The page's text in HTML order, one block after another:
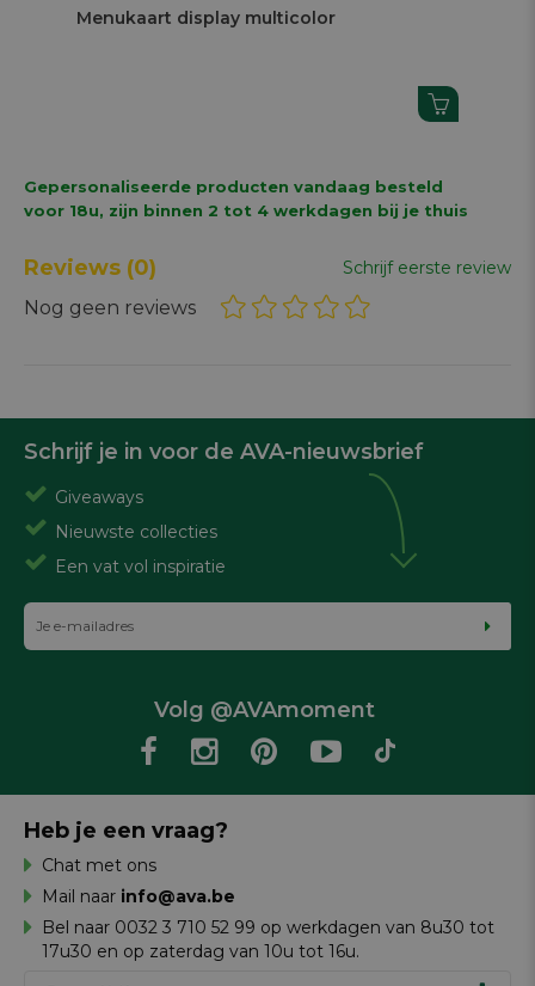
Menukaart display multicolor
Gepersonaliseerde producten vandaag besteld
voor 18u, zijn binnen 2 tot 4 werkdagen bij je thuis
Reviews (0) Schrijf eerste review
Nog geen reviews
Schrijf je in voor de AVA-nieuwsbrief
Giveaways
Nieuwste collecties
Een vat vol inspiratie
Volg @AVAmoment
Heb je een vraag?
Chat met ons
Mail naar info@ava.be
Bel naar 0032 3 710 52 99 op werkdagen van 8u30 tot
17u30 en op zaterdag van 10u tot 16u.